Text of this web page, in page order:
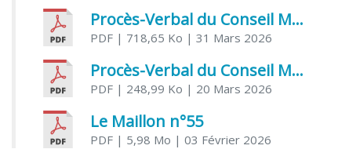
Procès-Verbal du Conseil Municipal du 31 mars 2026
PDF | 718,65 Ko | 31 Mars 2026
Procès-Verbal du Conseil Municipal du 20 mars 2026
PDF | 248,99 Ko | 20 Mars 2026
Le Maillon n°55
PDF | 5,98 Mo | 03 Février 2026